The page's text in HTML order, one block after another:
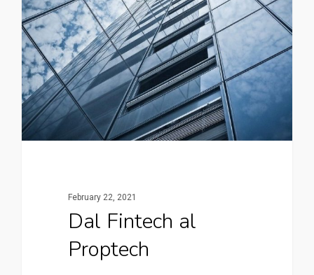
February 22, 2021
Dal Fintech al
Proptech